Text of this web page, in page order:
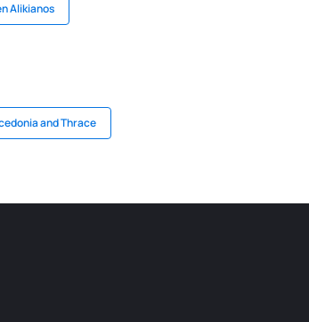
Alikianos
and Thrace